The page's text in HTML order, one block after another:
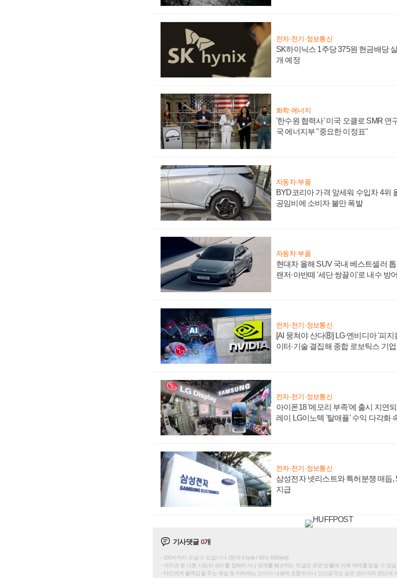
전자·전기·정보통신
SK하이닉스 1주당 375원 현금배당
개 예정
화학·에너지
'한수원 협력사' 미국 오클로 SMR 연
국 에너지부 "중요한 이정표"
자동차·부품
BYD코리아 가격 앞세워 수입차 4위
공임비에 소비자 불만 폭발
자동차·부품
현대차 올해 SUV 국내 베스트셀러
랜저·아반떼 '세단 쌍끌이'로 내수 방어
전자·전기·정보통신
[AI 뭉쳐야 산다⑧] LG·엔비디아 '피지
이터·기술 결집해 종합 로보틱스 기
전자·전기·정보통신
아이폰18 '메모리 부족'에 출시 지연
레이 LG이노텍 '탈애플' 수익 다각화
전자·전기·정보통신
삼성전자 넷리스트와 특허분쟁 매듭,
지급
기사댓글0개
200자까지 쓰실 수 있습니다. (현재 0 byte / 최대 400byte)
저작권 등 다른 사람의 권리를 침해하거나 명예를 훼손하는 댓글은 관련 법률에 의해 제재를 받을 수 있습
타인에게 불쾌감을 주는 욕설 등 비하하는 단어가 내용에 포함되거나 인신공격성 글은 관리자의 판단에